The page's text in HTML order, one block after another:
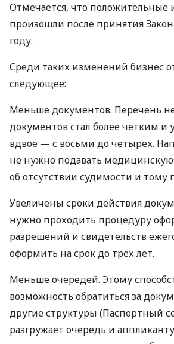
Отмечается, что положительные
произошли после принятия
году.
Среди таких изменений бизнес
следующее:
Меньше документов. Перечень
документов стал более четким и
вдвое — с восьми до четырех.
не нужно подавать медицинскую
об отсутствии судимости и тому
Увеличены сроки действия
нужно проходить процедуру
разрешений и свидетельств
оформить на срок до трех лет.
Меньше очередей. Этому
возможность обратиться за
другие структуры (Паспортный
разгружает очередь и